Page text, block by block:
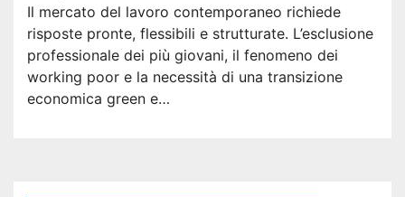
Il mercato del lavoro contemporaneo richiede
risposte pronte, flessibili e strutturate. L’esclusione
professionale dei più giovani, il fenomeno dei
working poor e la necessità di una transizione
economica green e…